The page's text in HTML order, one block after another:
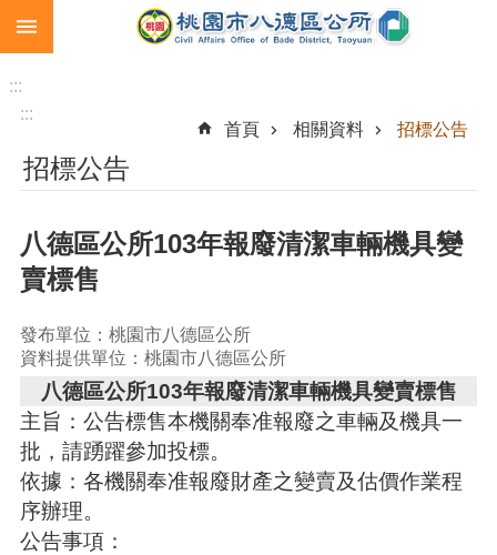
跳到主要內容區塊
市
民
急
難
助
搜
尋
本
:::
:::
首頁
相關資料 招標公告
招標公告
八德區公所103年報廢清潔車輛機具變
賣標售
發布單位：桃園市八德區公所
資料提供單位：桃園市八德區公所
八德區公所103年報廢清潔車輛機具變賣標售
主旨：公告標售本機關奉准報廢之車輛及機具一
批，請踴躍參加投標。
依據：各機關奉准報廢財產之變賣及估價作業程
序辦理。
公告事項：